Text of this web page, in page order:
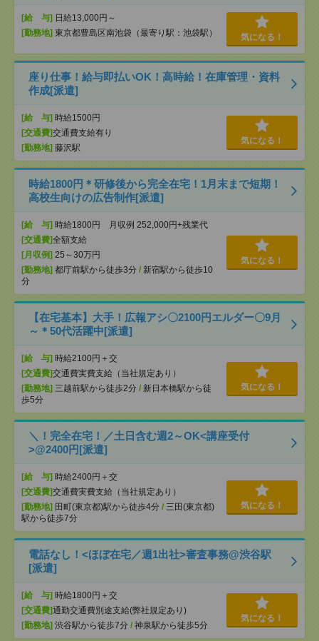
[給 与] 日給13,000円～
[勤務地] 東京都豊島区南池袋（最寄り駅：池袋駅） 気になる！
座り仕事！給与即払いOK！高時給！在庫管理・資料
作成[派遣]
[給 与] 時給1500円
[交通費]交通費支給有り
[勤務地] 藤沢駅
気になる！
時給1800円＊研修後から完全在宅！1月末まで短期！
高校生向けの広告制作[派遣]
[給 与] 時給1800円 月収例 252,000円+残業代
[交通費]全額支給
[月収例] 25～30万円
[勤務地] 都庁前駅から徒歩3分 / 新宿駅から徒歩10
分
気になる！
【在宅基本】大手！広報アシ〇2100円エルダー〇9月
～＊50代活躍中[派遣]
[給 与] 時給2100円＋交
[交通費]交通費実費支給（当社規定あり）
[勤務地] 三越前駅から徒歩2分 / 新日本橋駅から徒
歩5分
気になる！
＼！完全在宅！／土日含む週2～OK<講座受付
>@2400円[派遣]
[給 与] 時給2400円＋交
[交通費]交通費実費支給（当社規定あり）
[勤務地] 田町(東京都)駅から徒歩4分 / 三田(東京都)
駅から徒歩7分
気になる！
電話なし！<ほぼ在宅／週1出社>審査事務@渋谷駅
[派遣]
[給 与] 時給1800円＋交
[交通費]通勤交通費別途支給(弊社規定あり)
[勤務地] 渋谷駅から徒歩7分 / 神泉駅から徒歩5分
気になる！